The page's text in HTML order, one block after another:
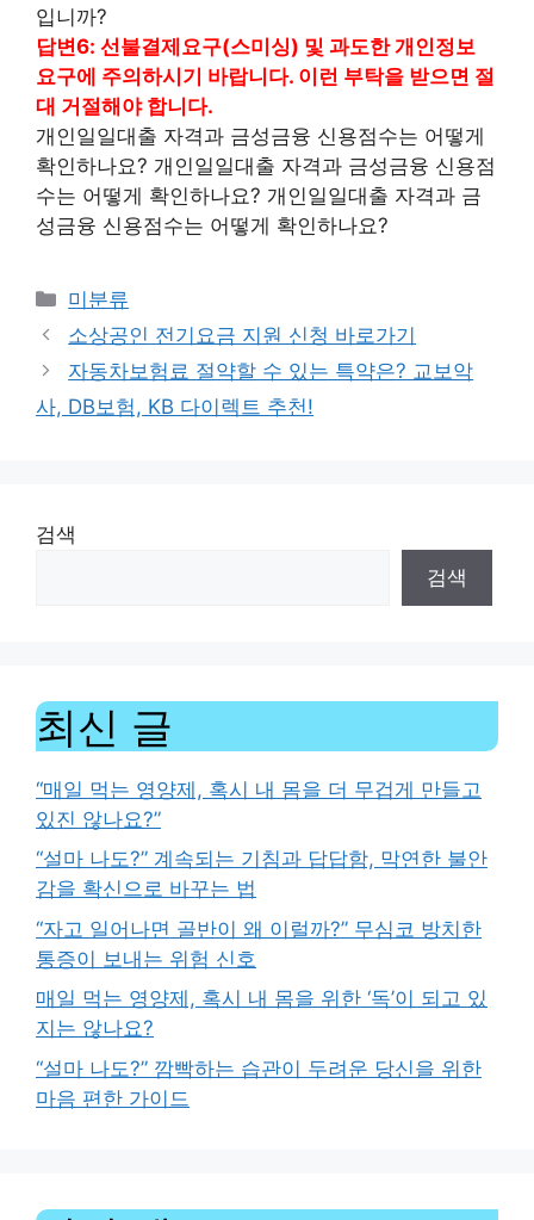
입니까?
답변6: 선불결제요구(스미싱) 및 과도한 개인정보
요구에 주의하시기 바랍니다. 이런 부탁을 받으면 절
대 거절해야 합니다.
개인일일대출 자격과 금성금융 신용점수는 어떻게
확인하나요? 개인일일대출 자격과 금성금융 신용점
수는 어떻게 확인하나요? 개인일일대출 자격과 금
성금융 신용점수는 어떻게 확인하나요?
Categories
미분류
소상공인 전기요금 지원 신청 바로가기
자동차보험료 절약할 수 있는 특약은? 교보악
사, DB보험, KB 다이렉트 추천!
검색
검색
최신 글
“매일 먹는 영양제, 혹시 내 몸을 더 무겁게 만들고
있진 않나요?”
“설마 나도?” 계속되는 기침과 답답함, 막연한 불안
감을 확신으로 바꾸는 법
“자고 일어나면 골반이 왜 이럴까?” 무심코 방치한
통증이 보내는 위험 신호
매일 먹는 영양제, 혹시 내 몸을 위한 ‘독’이 되고 있
지는 않나요?
“설마 나도?” 깜빡하는 습관이 두려운 당신을 위한
마음 편한 가이드